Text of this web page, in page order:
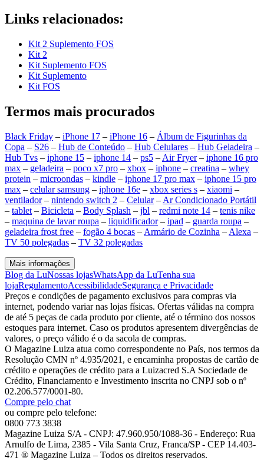
Links relacionados:
Kit 2 Suplemento FOS
Kit 2
Kit Suplemento FOS
Kit Suplemento
Kit FOS
Termos mais procurados
Black Friday – iPhone 17 – iPhone 16 – Álbum de Figurinhas da
Copa – S26 – Hub de Conteúdo – Hub Celulares – Hub Geladeira –
Hub Tvs – iphone 15 – iphone 14 – ps5 – Air Fryer– iphone 16 pro
max – geladeira – poco x7 pro – xbox – iphone – creatina – whey
protein – microondas – kindle – iphone 17 pro max – iphone 15 pro
max – celular samsung – iphone 16e – xbox series s – xiaomi –
ventilador– nintendo switch 2 – Celular– Ar Condicionado Portátil
– tablet – Bicicleta – Body Splash – jbl – redmi note 14 – tenis nike
– maquina de lavar roupa – liquidificador– ipad – guarda roupa –
geladeira frost free – fogão 4 bocas – Armário de Cozinha – Alexa –
TV 50 polegadas – TV 32 polegadas
Mais informações
Blog da LuNossas lojasWhatsApp da LuTenha sua
lojaRegulamentoAcessibilidadeSegurança e Privacidade
Preços e condições de pagamento exclusivos para compras via
internet, podendo variar nas lojas físicas. Ofertas válidas na compra
de até 5 peças de cada produto por cliente, até o término dos nossos
estoques para internet. Caso os produtos apresentem divergências de
valores, o preço válido é o da sacola de compras.
O Magazine Luiza atua como correspondente no País, nos termos da
Resolução CMN nº 4.935/2021, e encaminha propostas de cartão de
crédito e operações de crédito para a Luizacred S.A Sociedade de
Crédito, Financiamento e Investimento inscrita no CNPJ sob o nº
02.206.577/0001-80.
Compre pelo chat
ou compre pelo telefone:
0800 773 3838
Magazine Luiza S/A - CNPJ: 47.960.950/1088-36 - Endereço: Rua
Arnulfo de Lima, 2385 - Vila Santa Cruz, Franca/SP - CEP 14.403-
471 ® Magazine Luiza – Todos os direitos reservados.